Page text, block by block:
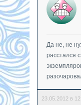
Да не, не
расстался
23.05.2012 в